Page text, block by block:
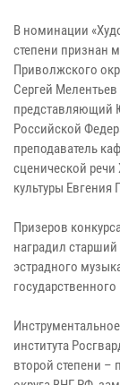
В номинации
степени признан
Приволжского
Сергей
представляющий
Российской
преподаватель
сценической речи
культуры Евгения
Призеров
наградил
эстрадного
института
второй степени